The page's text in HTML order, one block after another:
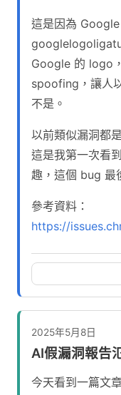
這是因為
Google 的 logo
spoofing，讓人
不是。
以前類似漏洞都
這是我第一次看
趣，這個 bug 最
參考資料：
https://
2025年5月8日
AI假漏洞報告
今天看到一篇文